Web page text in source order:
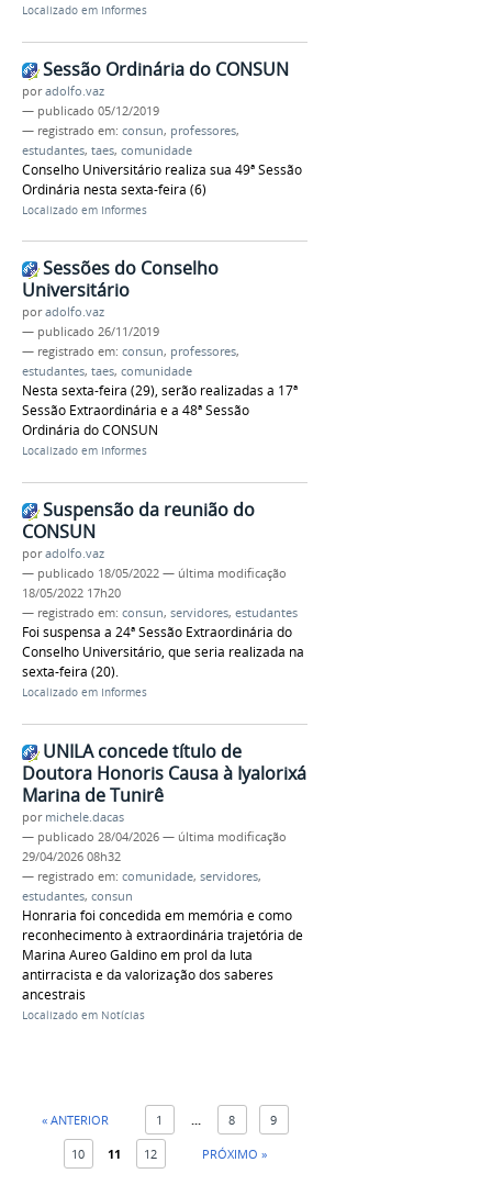
Localizado em Informes
Sessão Ordinária do CONSUN
poradolfo.vaz
— publicado 05/12/2019
— registrado em: consun, professores,
estudantes, taes, comunidade
Conselho Universitário realiza sua 49ª Sessão
Ordinária nesta sexta-feira (6)
Localizado em Informes
Sessões do Conselho
Universitário
poradolfo.vaz
— publicado 26/11/2019
— registrado em: consun, professores,
estudantes, taes, comunidade
Nesta sexta-feira (29), serão realizadas a 17ª
Sessão Extraordinária e a 48ª Sessão
Ordinária do CONSUN
Localizado em Informes
Suspensão da reunião do
CONSUN
poradolfo.vaz
— publicado 18/05/2022 — última modificação
18/05/2022 17h20
— registrado em: consun, servidores, estudantes
Foi suspensa a 24ª Sessão Extraordinária do
Conselho Universitário, que seria realizada na
sexta-feira (20).
Localizado em Informes
UNILA concede título de
Doutora Honoris Causa à Iyalorixá
Marina de Tunirê
por michele.dacas
— publicado 28/04/2026 — última modificação
29/04/2026 08h32
— registrado em: comunidade, servidores,
estudantes, consun
Honraria foi concedida em memória e como
reconhecimento à extraordinária trajetória de
Marina Aureo Galdino em prol da luta
antirracista e da valorização dos saberes
ancestrais
Localizado em Notícias
« ANTERIOR 1 8 9
10 11 12 PRÓXIMO »